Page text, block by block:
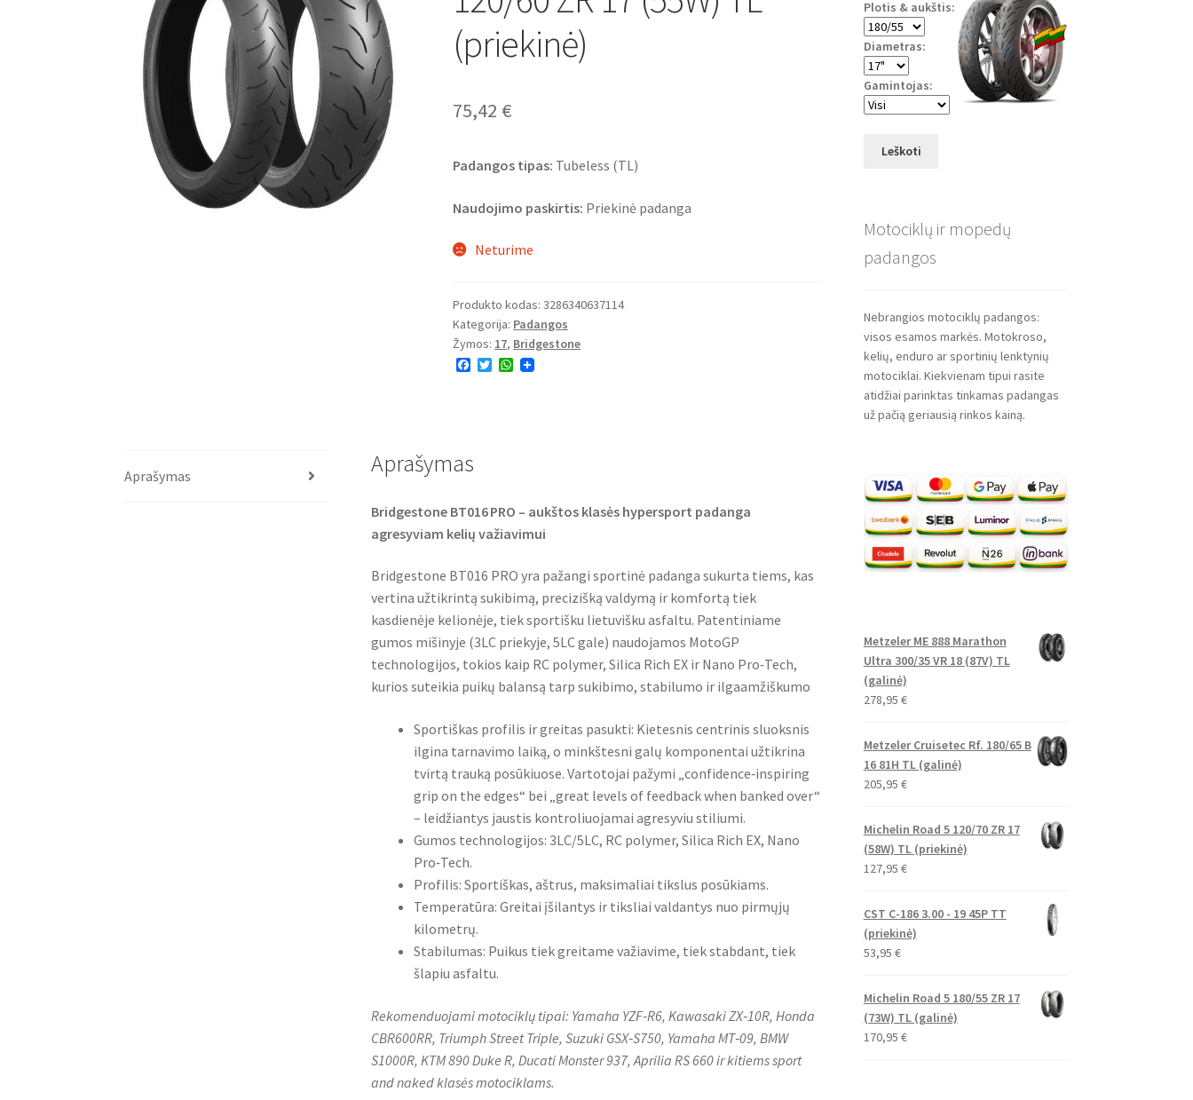
(priekinė)
75,42 €
Padangos tipas: Tubeless (TL)
Naudojimo paskirtis: Priekinė padanga
Neturime
Produkto kodas:3286340637114
Kategorija: Padangos
Žymos: 17, Bridgestone
F
k
T
W
Aprašymas Aprašymas
Bridgestone BT016 PRO – aukštos klasės hypersport padanga
agresyviam kelių važiavimui
Bridgestone BT016 PRO yra pažangi sportinė padanga sukurta tiems, kas
vertina užtikrintą sukibimą, precizišką valdymą ir komfortą tiek
kasdienėje kelionėje, tiek sportišku lietuvišku asfaltu. Patentiniame
gumos mišinyje (3LC priekyje, 5LC gale) naudojamos MotoGP
technologijos, tokios kaip RC polymer, Silica Rich EX ir Nano Pro‑Tech,
kurios suteikia puikų balansą tarp sukibimo, stabilumo ir ilgaamžiškumo
Sportiškas profilis ir greitas pasukti: Kietesnis centrinis sluoksnis
ilgina tarnavimo laiką, o minkštesni galų komponentai užtikrina
tvirtą trauką posūkiuose. Vartotojai pažymi „confidence‑inspiring
grip on the edges“ bei „great levels of feedback when banked over“
– leidžiantys jaustis kontroliuojamai agresyviu stiliumi.
Gumos technologijos: 3LC/5LC, RC polymer, Silica Rich EX, Nano
Pro‑Tech.
Profilis: Sportiškas, aštrus, maksimaliai tikslus posūkiams.
Temperatūra: Greitai įšilantys ir tiksliai valdantys nuo pirmųjų
kilometrų.
Stabilumas: Puikus tiek greitame važiavime, tiek stabdant, tiek
šlapiu asfaltu.
Rekomenduojami motociklų tipai: Yamaha YZF‑R6, Kawasaki ZX‑10R, Honda
CBR600RR, Triumph Street Triple, Suzuki GSX‑S750, Yamaha MT‑09, BMW
S1000R, KTM 890 Duke R, Ducati Monster 937, Aprilia RS 660 ir kitiems sport
and naked klasės motociklams.
Plotis & aukštis:
Diametras:
Gamintojas:
Leškoti
Motociklų ir mopedų
padangos
Nebrangios motociklų padangos:
visos esamos markės. Motokroso,
kelių, enduro ar sportinių lenktynių
motociklai. Kiekvienam tipui rasite
atidžiai parinktas tinkamas padangas
už pačią geriausią rinkos kainą.
Metzeler ME 888 Marathon
Ultra 300/35 VR 18 (87V) TL
(galinė)
278,95 €
Metzeler Cruisetec Rf. 180/65 B
16 81H TL (galinė)
205,95 €
Michelin Road 5 120/70 ZR 17
(58W) TL (priekinė)
127,95 €
CST C-186 3.00 - 19 45P TT
(priekinė)
53,95 €
Michelin Road 5 180/55 ZR 17
(73W) TL (galinė)
170,95 €